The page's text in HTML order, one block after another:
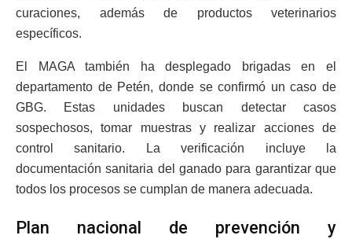
curaciones, además de productos veterinarios
específicos.
El MAGA también ha desplegado brigadas en el
departamento de Petén, donde se confirmó un caso de
GBG. Estas unidades buscan detectar casos
sospechosos, tomar muestras y realizar acciones de
control sanitario. La verificación incluye la
documentación sanitaria del ganado para garantizar que
todos los procesos se cumplan de manera adecuada.
Plan nacional de prevención y